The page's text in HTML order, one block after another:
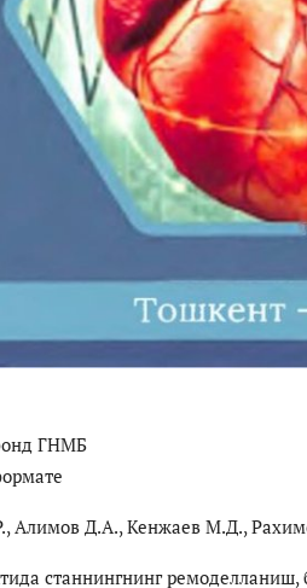
ГНМБ
Алимов Д.А., Кенжаев М.Д.,
станнингнинг ремоделланиш,